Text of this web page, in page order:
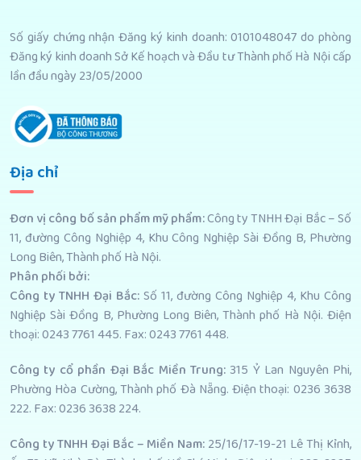
Số giấy chứng nhận Đăng ký kinh doanh: 0101048047 do phòng
Đăng ký kinh doanh Sở Kế hoạch và Đầu tư Thành phố Hà Nội cấp
lần đầu ngày 23/05/2000
Địa chỉ
Đơn vị công bố sản phẩm mỹ phẩm:Công ty TNHH Đại Bắc – Số
11, đường Công Nghiệp 4, Khu Công Nghiệp Sài Đồng B, Phường
Long Biên, Thành phố Hà Nội.
Phân phối bởi:
Công ty TNHH Đại Bắc: Số 11, đường Công Nghiệp 4, Khu Công
Nghiệp Sài Đồng B, Phường Long Biên, Thành phố Hà Nội. Điện
thoại: 0243 7761 445. Fax: 0243 7761 448.
Công ty cổ phần Đại Bắc Miền Trung:315 Ỷ Lan Nguyên Phi,
Phường Hòa Cường, Thành phố Đà Nẵng. Điện thoại: 0236 3638
222. Fax: 0236 3638 224.
Công ty TNHH Đại Bắc – Miền Nam: 25/16/17-19-21 Lê Thị Kỉnh,